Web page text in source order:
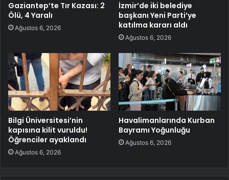
Gaziantep’te Tır Kazası: 2
Ölü, 4 Yaralı
Ağustos 6, 2026
İzmir’de iki belediye
başkanı Yeni Parti’ye
katılma kararı aldı
Ağustos 6, 2026
Bilgi Üniversitesi’nin
kapısına kilit vuruldu!
Öğrenciler ayaklandı
Ağustos 6, 2026
Havalimanlarında Kurban
Bayramı Yoğunluğu
Ağustos 6, 2026